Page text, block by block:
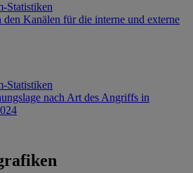
Statistiken
Kanälen für die interne und externe
Statistiken
nach Art des Angriffs in